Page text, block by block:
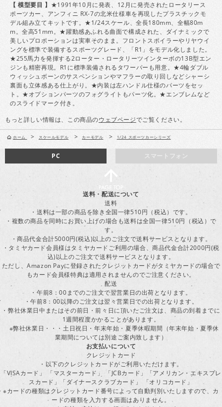
【 模型要目 】 ★1991年10月に発表、12月に発売されたロータリース
ポーツカー、アンフィニ RX-7の北米仕様車を再現したプラスチックモ
デル組み立てキットです。★1/24スケール、全長180mm、全幅80m
m。全高51mm。★躍動感あふれる曲面で構成された、ダイナミックで
美しいプロポーションは実車そのまま。フロントスポイラーやリヤウイ
ングを標準で装備するスポーツグレード、「R1」をモデル化しました。
★255馬力を発揮する2ローター・ロータリーツインターボの13B型エン
ジンも精密再現。R1に標準装備されるタワーバーも用意。★4輪ダブル
ウィッシュボーンのサスペンションやマフラーの取り回しなどシャーシ
裏面も立体感ある仕上がり。★内装は左ハンドル仕様のパーツをセッ
ト。★オプションパーツのフォグライトもパーツ化。★エンブレムなど
のスライドマーク付き。
もっと詳しい情報は、この商品のウェブページでご覧ください。
ホーム > スケールモデル > カーモデル > 1/24 スポーツカーシリーズ
スマートフォン
PC
送料・配送について
送料
・送料は一部の商品を除き全国一律510円（税込）です。
・複数の商品を同時にお買い上げの場合も送料は全国一律510円（税込）で
す。
・商品代金合計5000円(税込)以上のご注文で送料サービスとなります。
・タミヤカード会員様はタミヤカードご利用の場合、商品代金合計2000円(税
込)以上のご注文で送料サービスとなります。
ただし、Amazon Payに登録されたクレジットカードがタミヤカードの場合で
もカード会員様特典は適用されませんのでご注意ください。
配送
・午前8：00までのご注文で翌営業日の出荷となります。
・午前8：00以降のご注文は翌々営業日での出荷となります。
・弊社休業日中またはその前日・前々日に頂いたご注文は、商品の到着までに
1週間程度かかることがあります。
※弊社休業日・・・土日祝日・年末年始・夏季休暇期間（年末年始・夏季休
業期間については別途ご案内致します）
お支払いについて
クレジットカード
・以下のクレジットカードがご利用いただけます。
「VISAカード」 「マスターカード」 「JCBカード」「アメリカン・エキスプレ
スカード」「ダイナースクラブカード」 「オリコカード」
※カードの種類はクレジットカード番号によって自動判別いたしますので、カ
ードの種類を入力する画面はありません。